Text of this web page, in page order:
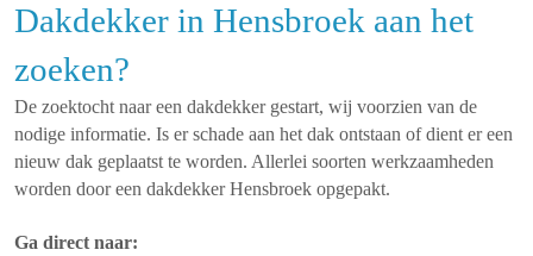
Dakdekker in Hensbroek aan het
zoeken?
De zoektocht naar een dakdekker gestart, wij voorzien van de
nodige informatie. Is er schade aan het dak ontstaan of dient er een
nieuw dak geplaatst te worden. Allerlei soorten werkzaamheden
worden door een dakdekker Hensbroek opgepakt.
Ga direct naar: